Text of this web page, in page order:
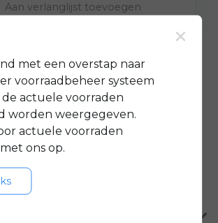
Aan verlanglijst toevoegen
3 jaargarantie op bijna alle fietsen
t.w.v. minimaal € 150,-
bezorging in regio groot
Neem contact op over dit
vergelijking
×
met een overstap naar
voorraadbeheer systeem
actuele voorraden
worden weergegeven.
actuele voorraden
ons op.